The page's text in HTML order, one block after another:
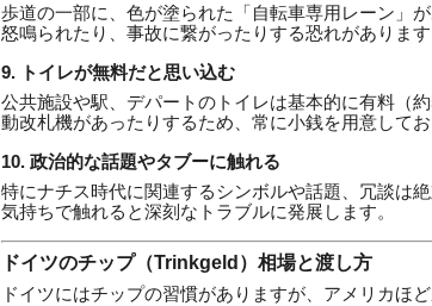
歩道の一部に、色が塗られた「自転車専用レーン」
怒鳴られたり、事故に繋がったりする恐れがありま
9. トイレが無料だと思い込む
公共施設や駅、デパートのトイレは基本的に有料（
動改札機があったりするため、常に小銭を用意してお
10. 政治的な話題やタブーに触れる
特にナチス時代に関連するシンボルや話題、冗談は
気持ちで触れると深刻なトラブルに発展します。
ドイツのチップ（Trinkgeld）相場と渡し方
ドイツにはチップの習慣がありますが、アメリカほ